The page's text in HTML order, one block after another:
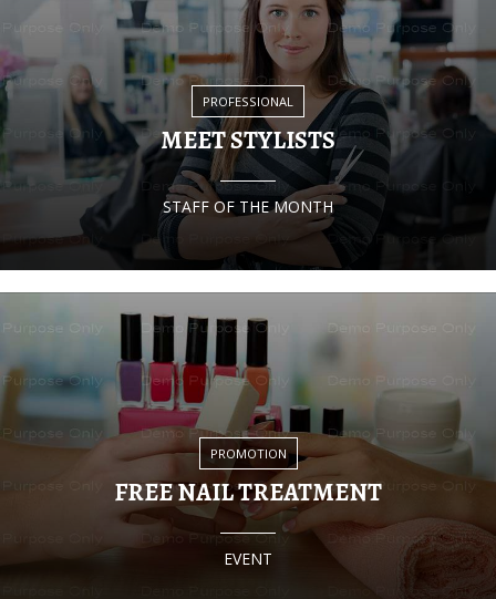
PROFESSIONAL
MEET STYLISTS
STAFF OF THE MONTH
PROMOTION
FREE NAIL TREATMENT
EVENT